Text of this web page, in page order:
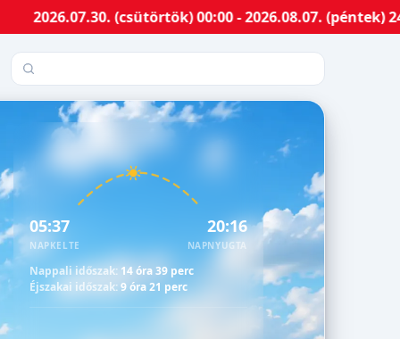
(csütörtök) 00:00 - 2026.08.07. (péntek) 24:00-ig
Település keresése
05:37
NAPKELTE
20:16
NAPNYUGTA
Nappali időszak: 14 óra 39 perc
Éjszakai időszak:9 óra 21 perc